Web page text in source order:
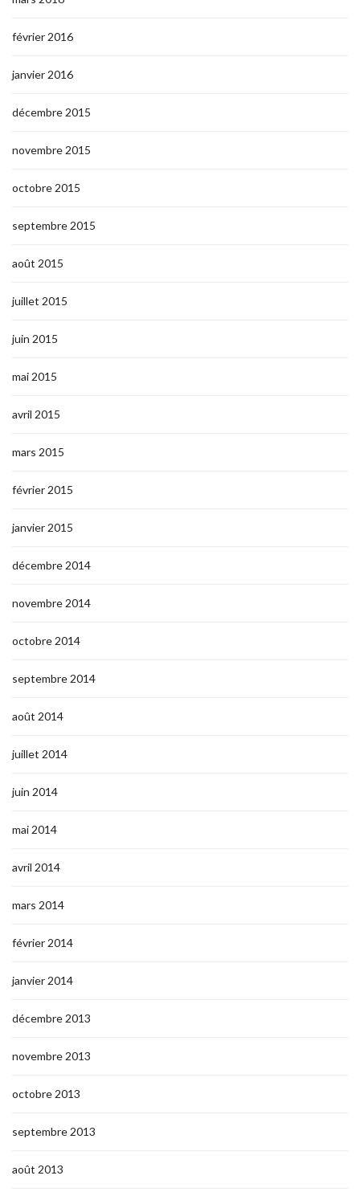
février 2016
janvier 2016
décembre 2015
novembre 2015
octobre 2015
septembre 2015
août 2015
juillet 2015
juin 2015
mai 2015
avril 2015
mars 2015
février 2015
janvier 2015
décembre 2014
novembre 2014
octobre 2014
septembre 2014
août 2014
juillet 2014
juin 2014
mai 2014
avril 2014
mars 2014
février 2014
janvier 2014
décembre 2013
novembre 2013
octobre 2013
septembre 2013
août 2013